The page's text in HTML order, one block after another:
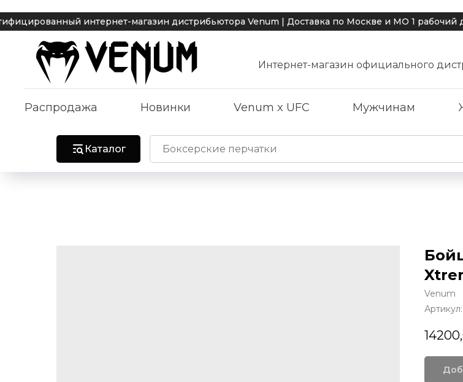
интернет-магазин дистрибьютора Venum | Доставка по Москве и МО 1 рабочий
Интернет-магазин официального
Распродажа Новинки Venum x UFC Мужчинам
Каталог
Venum
Артикул: